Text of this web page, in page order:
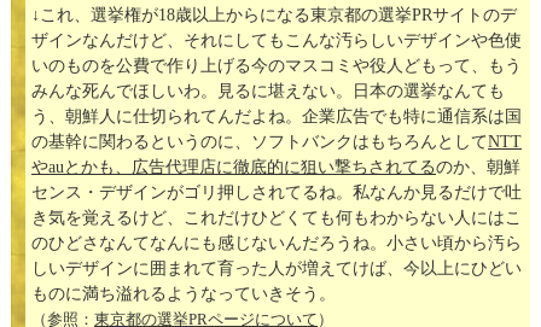
↓これ、選挙権が18歳以上からになる東京都の選挙PRサイトのデ
ザインなんだけど、それにしてもこんな汚らしいデザインや色使
いのものを公費で作り上げる今のマスコミや役人どもって、もう
みんな死んでほしいわ。見るに堪えない。日本の選挙なんても
う、朝鮮人に仕切られてんだよね。企業広告でも特に通信系は国
の基幹に関わるというのに、ソフトバンクはもちろんとしてNTT
やauとかも、広告代理店に徹底的に狙い撃ちされてるのか、朝鮮
センス・デザインがゴリ押しされてるね。私なんか見るだけで吐
き気を覚えるけど、これだけひどくても何もわからない人にはこ
のひどさなんてなんにも感じないんだろうね。小さい頃から汚ら
しいデザインに囲まれて育った人が増えてけば、今以上にひどい
ものに満ち溢れるようなっていきそう。
（参照： 東京都の選挙PRページについて ）